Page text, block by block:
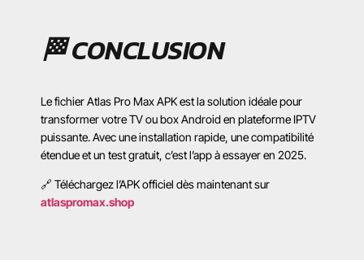
🏁 CONCLUSION
Le fichier Atlas Pro Max APK est la solution idéale pour
transformer votre TV ou box Android en plateforme IPTV
puissante. Avec une installation rapide, une compatibilité
étendue et un test gratuit, c’est l’app à essayer en 2025.
🔗 Téléchargez l’APK officiel dès maintenant sur
atlaspromax.shop